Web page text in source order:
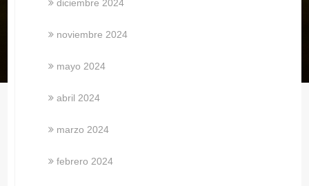
diciembre 2024
noviembre 2024
mayo 2024
abril 2024
marzo 2024
febrero 2024